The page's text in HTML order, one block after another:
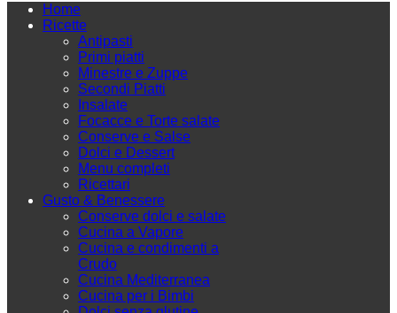
Home
Ricette
Antipasti
Primi piatti
Minestre e Zuppe
Secondi Piatti
Insalate
Focacce e Torte salate
Conserve e Salse
Dolci e Dessert
Menu completi
Ricettari
Gusto & Benessere
Conserve dolci e salate
Cucina a Vapore
Cucina e condimenti a
Crudo
Cucina Mediterranea
Cucina per i Bimbi